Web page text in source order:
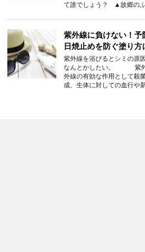
て誰でしょう？ ▲故郷の
紫外線に負けない！
日焼止めを防ぐ塗り方
紫外線を浴びるとシミの原
なんとかしたい。 紫外
外線の有効な作用として殺
成、生体に対しての血行や